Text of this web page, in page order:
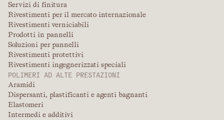
Servizi di finitura
Rivestimenti per il mercato internazionale
Rivestimenti verniciabili
Prodotti in pannelli
Soluzioni per pannelli
Rivestimenti protettivi
Rivestimenti ingegnerizzati speciali
POLIMERI AD ALTE PRESTAZIONI
Aramidi
Dispersanti, plastificanti e agenti bagnanti
Elastomeri
Intermedi e additivi